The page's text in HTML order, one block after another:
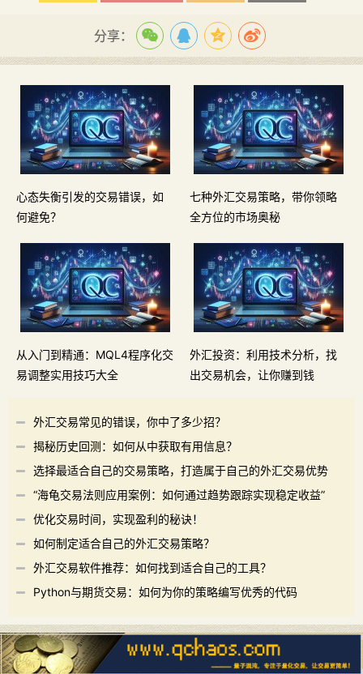
分享：
心态失衡引发的交易错误，如
何避免？
七种外汇交易策略，带你领略
全方位的市场奥秘
从入门到精通：MQL4程序化交
易调整实用技巧大全
外汇投资：利用技术分析，找
出交易机会，让你赚到钱
外汇交易常见的错误，你中了多少招？
揭秘历史回测：如何从中获取有用信息？
选择最适合自己的交易策略，打造属于自己的外汇交易优势
“海龟交易法则应用案例：如何通过趋势跟踪实现稳定收益”
优化交易时间，实现盈利的秘诀！
如何制定适合自己的外汇交易策略？
外汇交易软件推荐：如何找到适合自己的工具？
Python与期货交易：如何为你的策略编写优秀的代码